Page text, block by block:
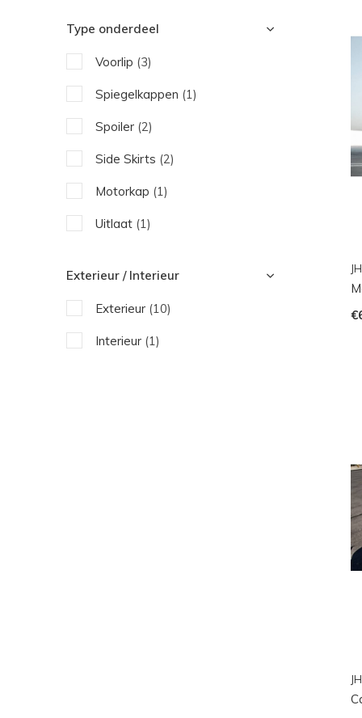
Type onderdeel
Voorlip (3)
Spiegelkappen (1)
Spoiler (2)
Side Skirts (2)
Motorkap (1)
Uitlaat (1)
Exterieur / Interieur
Exterieur (10)
Interieur (1)